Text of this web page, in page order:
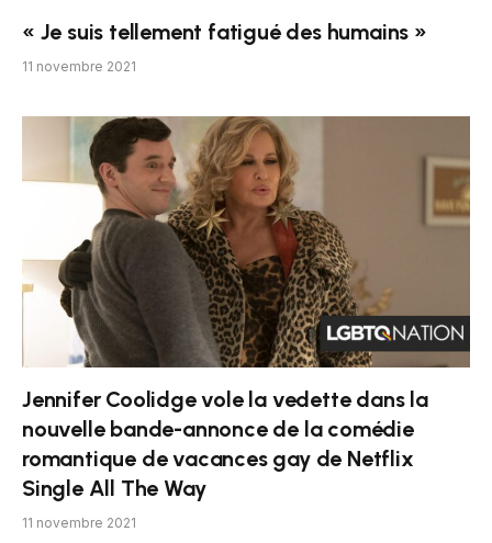
« Je suis tellement fatigué des humains »
11 novembre 2021
Jennifer Coolidge vole la vedette dans la
nouvelle bande-annonce de la comédie
romantique de vacances gay de Netflix
Single All The Way
11 novembre 2021